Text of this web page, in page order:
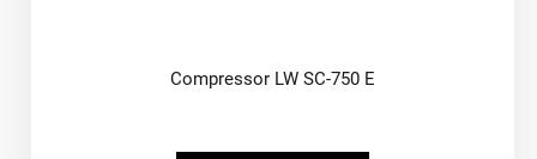
Compressor LW SC-750 E